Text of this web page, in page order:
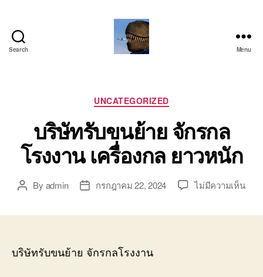
Search
เบท
เฉพาะ
กิจ
พิเศษ
ย้าย
เครื่องจักร
โทร
Menu
Categories
UNCATEGORIZED
บริษัทรับขนย้าย จักรกล
โรงงาน เครื่องกล ยาวหนัก
PostBy admin
Postกรกฎาคม 22, 2024 ไม่มีความเห็นบน
บริษัทรับขนย้าย จักรกลโรงงาน